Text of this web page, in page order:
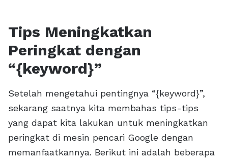
Tips Meningkatkan
Peringkat dengan
“{keyword}”
Setelah mengetahui pentingnya “{keyword}”,
sekarang saatnya kita membahas tips-tips
yang dapat kita lakukan untuk meningkatkan
peringkat di mesin pencari Google dengan
memanfaatkannya. Berikut ini adalah beberapa